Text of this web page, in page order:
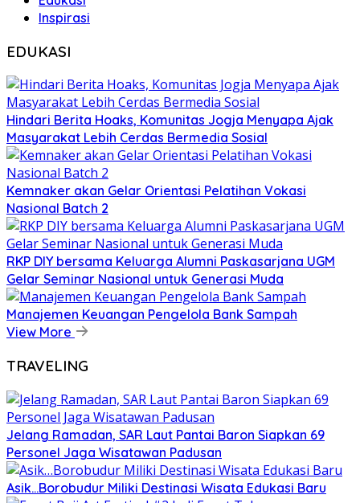
Inspirasi
EDUKASI
Hindari Berita Hoaks, Komunitas Jogja Menyapa Ajak
Masyarakat Lebih Cerdas Bermedia Sosial
Kemnaker akan Gelar Orientasi Pelatihan Vokasi
Nasional Batch 2
RKP DIY bersama Keluarga Alumni Paskasarjana UGM
Gelar Seminar Nasional untuk Generasi Muda
Manajemen Keuangan Pengelola Bank Sampah
View More
TRAVELING
Jelang Ramadan, SAR Laut Pantai Baron Siapkan 69
Personel Jaga Wisatawan Padusan
Asik…Borobudur Miliki Destinasi Wisata Edukasi Baru